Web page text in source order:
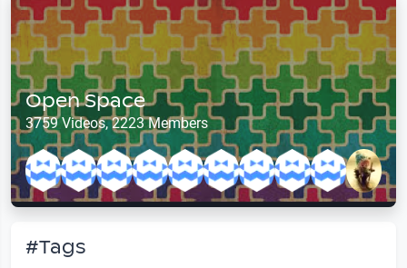
Open Space
3759 Videos, 2223 Members
#Tags